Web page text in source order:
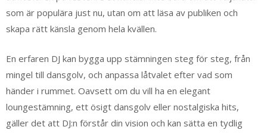
som är populära just nu, utan om att läsa av publiken och
skapa rätt känsla genom hela kvällen.
En erfaren DJ kan bygga upp stämningen steg för steg, från
mingel till dansgolv, och anpassa låtvalet efter vad som
händer i rummet. Oavsett om du vill ha en elegant
loungestämning, ett ösigt dansgolv eller nostalgiska hits,
gäller det att DJ:n förstår din vision och kan sätta en tydlig